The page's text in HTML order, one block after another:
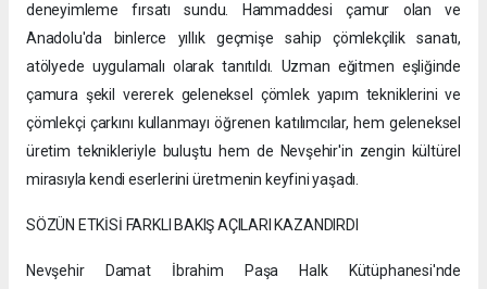
deneyimleme fırsatı sundu. Hammaddesi çamur olan ve
Anadolu'da binlerce yıllık geçmişe sahip çömlekçilik sanatı,
atölyede uygulamalı olarak tanıtıldı. Uzman eğitmen eşliğinde
çamura şekil vererek geleneksel çömlek yapım tekniklerini ve
çömlekçi çarkını kullanmayı öğrenen katılımcılar, hem geleneksel
üretim teknikleriyle buluştu hem de Nevşehir'in zengin kültürel
mirasıyla kendi eserlerini üretmenin keyfini yaşadı.
SÖZÜN ETKİSİ FARKLI BAKIŞ AÇILARI KAZANDIRDI
Nevşehir Damat İbrahim Paşa Halk Kütüphanesi'nde